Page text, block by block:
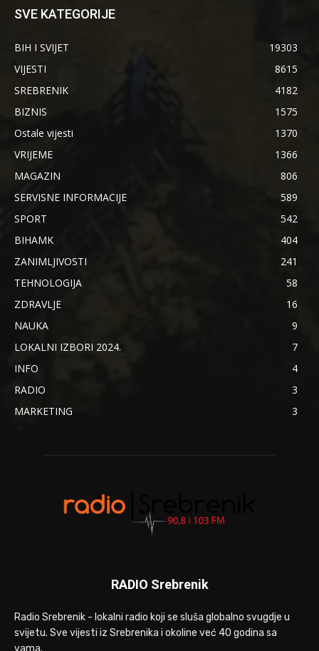
SVE KATEGORIJE
BIH I SVIJET
19303
VIJESTI
8615
SREBRENIK
4182
BIZNIS
1575
Ostale vijesti
1370
VRIJEME
1366
MAGAZIN
806
SERVISNE INFORMACIJE
589
SPORT
542
BIHAMK
404
ZANIMLJIVOSTI
241
TEHNOLOGIJA
58
ZDRAVLJE
16
NAUKA
9
LOKALNI IZBORI 2024.
7
INFO
4
RADIO
3
MARKETING
3
RADIO Srebrenik
Radio Srebrenik - lokalni radio koji se sluša globalno svugdje u
svijetu. Sve vijesti iz Srebrenika i okoline već 40 godina sa
vama.